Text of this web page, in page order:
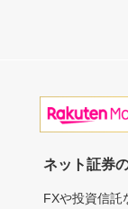
ネット証券
FXや投資信託